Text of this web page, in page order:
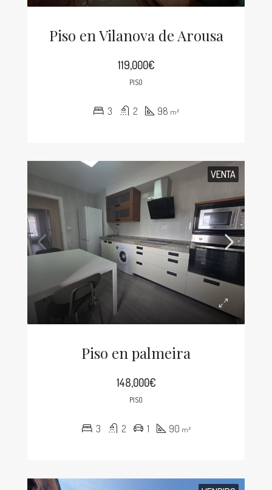
Piso en Vilanova de Arousa
119,000€
PISO
3 2 98 m²
VENTA
Piso en palmeira
148,000€
PISO
3 2 1 90 m²